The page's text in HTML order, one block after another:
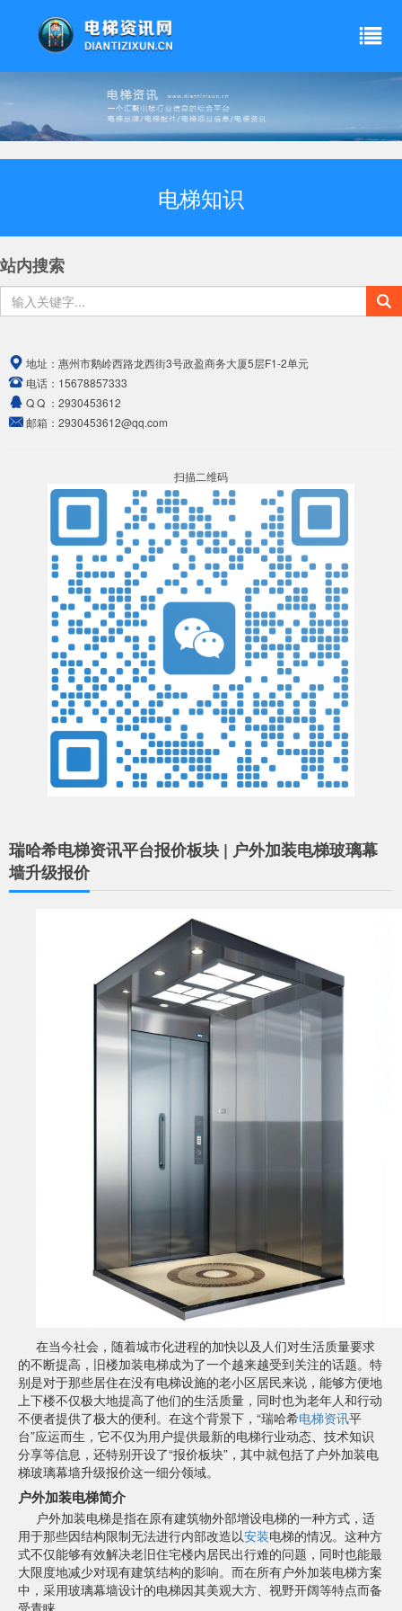
电梯知识
站内搜索
地址： 惠州市鹅岭西路龙西街3号政盈商务大厦5层F1-2单元
电话： 15678857333
Q Q ： 2930453612
邮箱： 2930453612@qq.com
扫描二维码
瑞哈希电梯资讯平台报价板块 | 户外加装电梯玻璃幕
墙升级报价
在当今社会，随着城市化进程的加快以及人们对生活质量要求
的不断提高，旧楼加装电梯成为了一个越来越受到关注的话题。特
别是对于那些居住在没有电梯设施的老小区居民来说，能够方便地
上下楼不仅极大地提高了他们的生活质量，同时也为老年人和行动
不便者提供了极大的便利。在这个背景下，“瑞哈希电梯资讯平
台”应运而生，它不仅为用户提供最新的电梯行业动态、技术知识
分享等信息，还特别开设了“报价板块”，其中就包括了户外加装电
梯玻璃幕墙升级报价这一细分领域。
户外加装电梯简介
户外加装电梯是指在原有建筑物外部增设电梯的一种方式，适
用于那些因结构限制无法进行内部改造以安装电梯的情况。这种方
式不仅能够有效解决老旧住宅楼内居民出行难的问题，同时也能最
大限度地减少对现有建筑结构的影响。而在所有户外加装电梯方案
中，采用玻璃幕墙设计的电梯因其美观大方、视野开阔等特点而备